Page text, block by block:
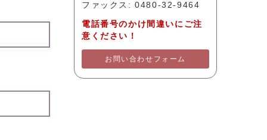
ファックス: 0480-32-9464
電話番号のかけ間違いにご注
意ください！
お問い合わせフォーム